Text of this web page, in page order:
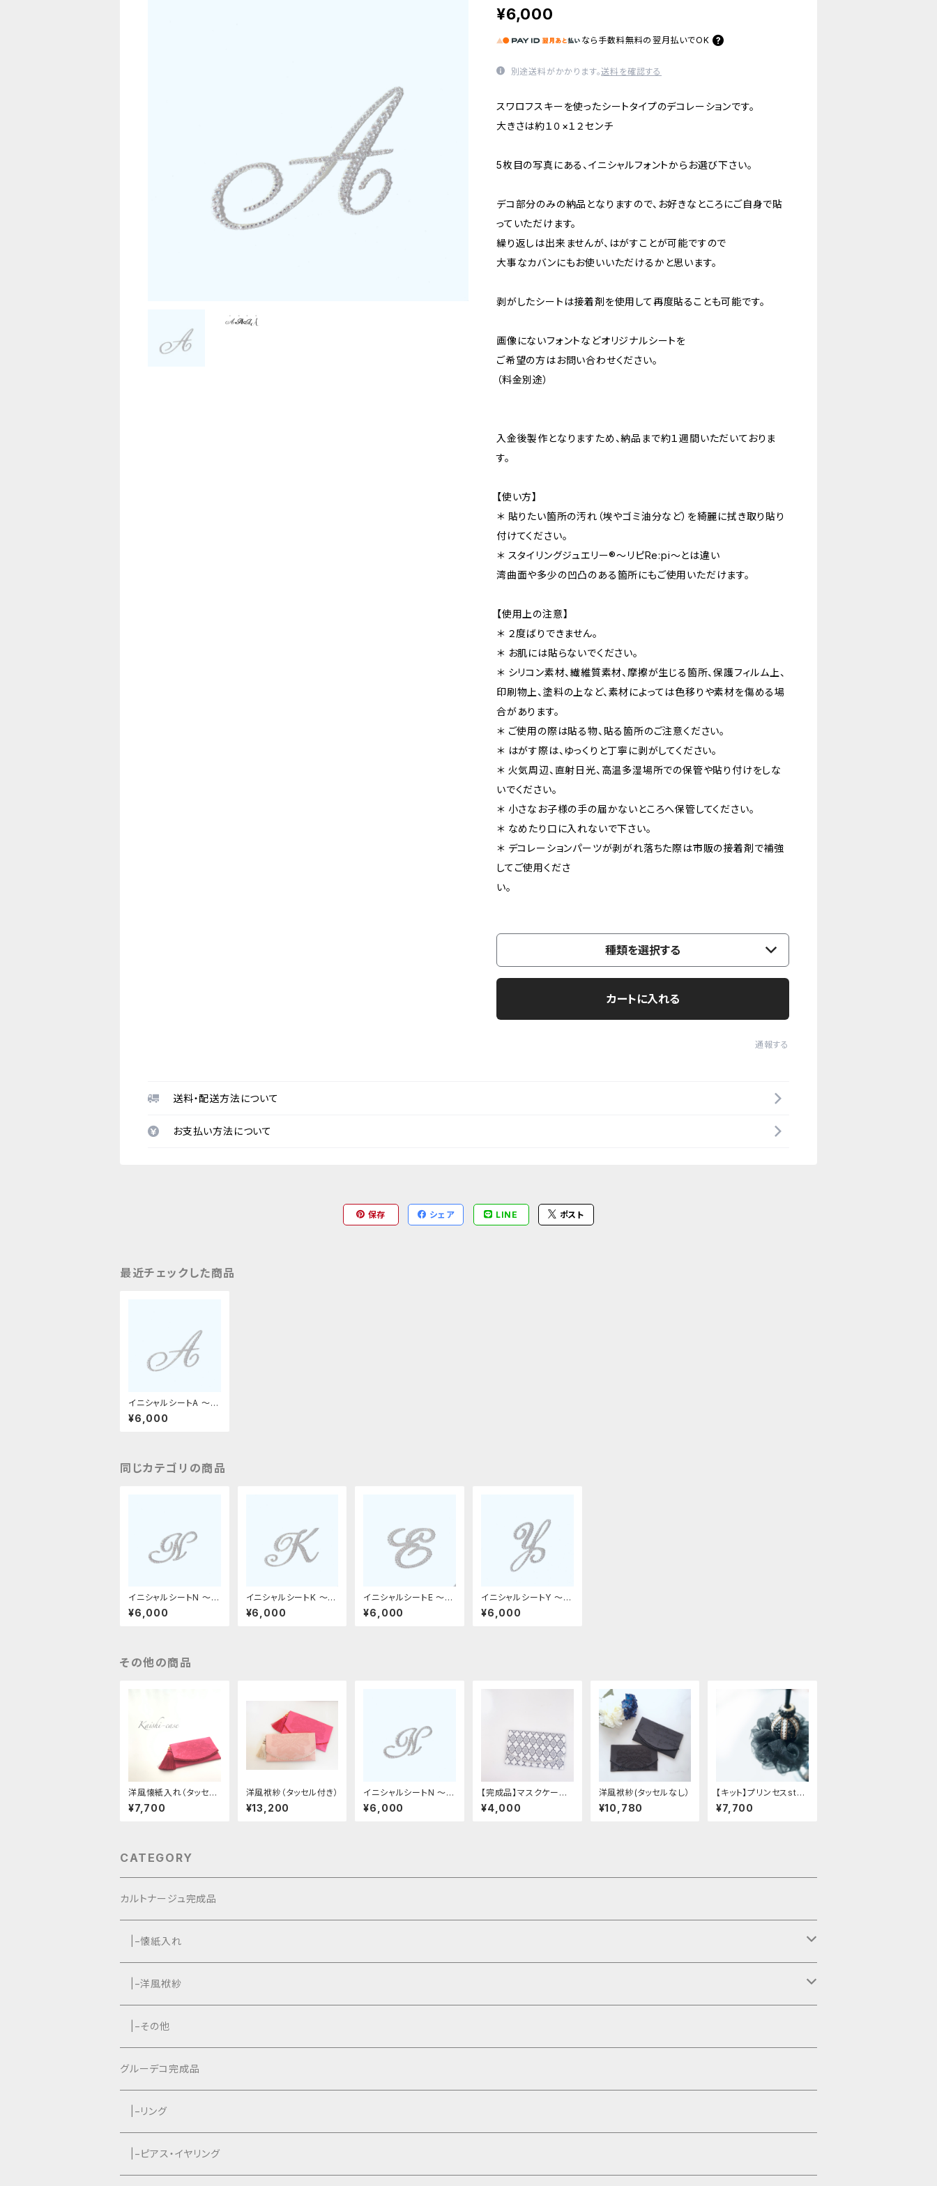
¥6,000
なら 手数料無料の 翌月払いでOK
別途送料がかかります。送料を確認する
スワロフスキーを使ったシートタイプのデコレーションです。
大きさは約１０×１２センチ
5枚目の写真にある、イニシャルフォントからお選び下さい。
デコ部分のみの納品となりますので、お好きなところにご自身で貼
っていただけます。
繰り返しは出来ませんが、はがすことが可能ですので
大事なカバンにもお使いいただけるかと思います。
剥がしたシートは接着剤を使用して再度貼ることも可能です。
画像にないフォントなどオリジナルシートを
ご希望の方はお問い合わせください。
（料金別途）
入金後製作となりますため、納品まで約１週間いただいておりま
す。
【使い方】
＊ 貼りたい箇所の汚れ（埃やゴミ油分など）を綺麗に拭き取り貼り
付けてください。
＊ スタイリングジュエリー®︎〜リピRe:pi〜とは違い
湾曲面や多少の凹凸のある箇所にもご使用いただけます。
【使用上の注意】
＊ ２度ばりできません。
＊ お肌には貼らないでください。
＊ シリコン素材、繊維質素材、摩擦が生じる箇所、保護フィルム上、
印刷物上、塗料の上など、素材によっては色移りや素材を傷める場
合があります。
＊ ご使用の際は貼る物、貼る箇所のご注意ください。
＊ はがす際は、ゆっくりと丁寧に剥がしてください。
＊ 火気周辺、直射日光、高温多湿場所での保管や貼り付けをしな
いでください。
＊ 小さなお子様の手の届かないところへ保管してください。
＊ なめたり口に入れないで下さい。
＊ デコレーションパーツが剥がれ落ちた際は市販の接着剤で補強
してご使用くださ
い。
種類を選択する
カートに入れる
通報する
送料・配送方法について
お支払い方法について
保存 シェア LINE ポスト
最近チェックした商品
イニシャルシートA 〜革
デコ用フィット〜
¥6,000
同じカテゴリの商品
イニシャルシートN 〜革
デコ用フィット〜
¥6,000
イニシャルシートK 〜革
デコ用フィット〜
¥6,000
イニシャルシートE 〜革
デコ用フィット〜
¥6,000
イニシャルシートY 〜革
デコ用フィット〜
¥6,000
その他の商品
洋風懐紙入れ（タッセル
付き）
¥7,700
洋風袱紗（タッセル付き）
¥13,200
イニシャルシートN 〜革
デコ用フィット〜
¥6,000
【完成品】マスクケース・
モロッカン柄
¥4,000
洋風袱紗(タッセルなし）
¥10,780
【キット】プリンセスstyl
eタッセル
¥7,700
CATEGORY
カルトナージュ完成品
|−懐紙入れ
|−タッセル付き
|−タッセルなし
|−洋風袱紗
|−タッセル付き
|−タッセルなし
|−その他
グルーデコ完成品
|−リング
|−ピアス・イヤリング